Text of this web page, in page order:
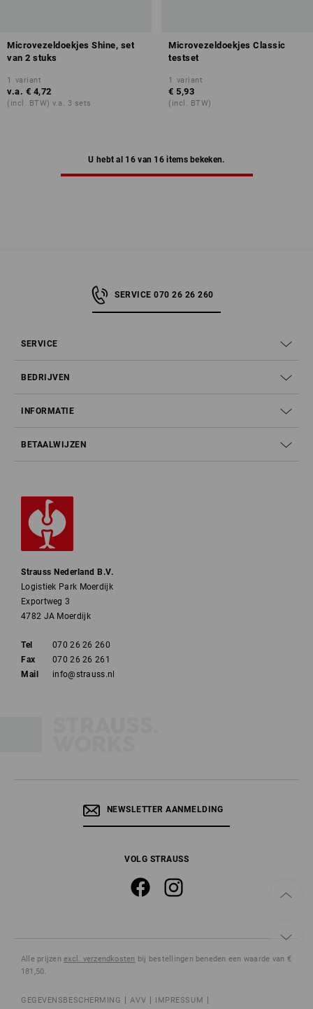
Microvezeldoekjes Shine, set
van 2 stuks
1 variant
v.a. € 4,72
(incl. BTW) v.a. 3 sets
Microvezeldoekjes Classic
testset
1 variant
€ 5,93
(incl. BTW)
U hebt al 16 van 16 items bekeken.
SERVICE 070 26 26 260
SERVICE
BEDRIJVEN
INFORMATIE
BETAALWIJZEN
Strauss Nederland B.V.
Logistiek Park Moerdijk
Exportweg 3
4782 JA Moerdijk
Tel
070 26 26 260
Fax
070 26 26 261
Mail
info@strauss.nl
NEWSLETTER AANMELDING
VOLG STRAUSS
Alle prijzenexcl. verzendkosten bij bestellingen beneden een waarde van €
181,50.
GEGEVENSBESCHERMING AVV IMPRESSUM